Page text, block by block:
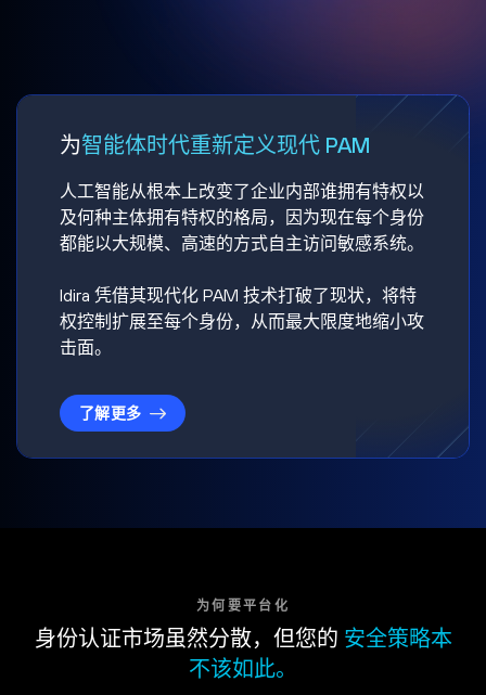
为智能体时代重新定义现代 PAM
人工智能从根本上改变了企业内部谁拥有特权以
及何种主体拥有特权的格局，因为现在每个身份
都能以大规模、高速的方式自主访问敏感系统。
Idira 凭借其现代化 PAM 技术打破了现状，将特
权控制扩展至每个身份，从而最大限度地缩小攻
击面。
了解更多
为何要平台化
身份认证市场虽然分散，但您的 安全策略本
不该如此。